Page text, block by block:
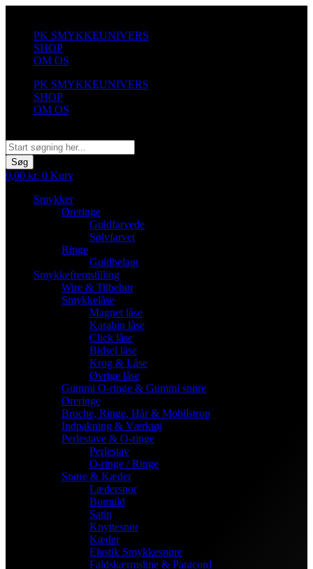
indholdPK SMYKKEUNIVERS
SHOP
OM OS
PK SMYKKEUNIVERS
SHOP
OM OS
Søg
0,00 kr. 0 Kurv
Smykker
Øreringe
Guldfarvede
Sølvfarvet
Ringe
Guldbelagt
Smykkefremstilling
Wire & Tilbehør
Smykkelåse
Magnet låse
Karabin låse
Click låse
Bidsel låse
Krog & Låse
Øvrige låse
Gummi O-ringe & Gummi snøre
Øreringe
Broche, Ringe, Hår & Mobilstrop
Indpakning & Værktøj
Perlestave & O-ringe
Perlestav
O-ringe / Ringe
Snøre & Kæder
Lædersnor
Bomuld
Satin
Knyttesnor
Kæder
Elastik Smykkesnøre
Faldskærmsline & Paracord